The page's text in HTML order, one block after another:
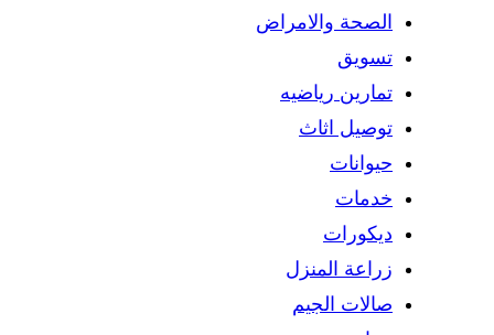
الصحة والامراض
تسويق
تمارين رياضيه
توصيل اثاث
حيوانات
خدمات
ديكورات
زراعة المنزل
صالات الجيم